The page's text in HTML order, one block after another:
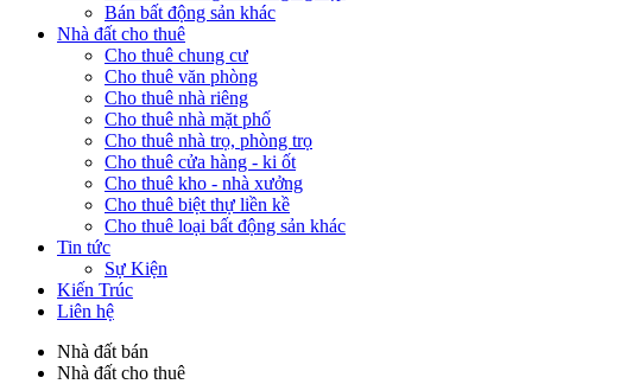
Bán bất động sản khác
Nhà đất cho thuê
Cho thuê chung cư
Cho thuê văn phòng
Cho thuê nhà riêng
Cho thuê nhà mặt phố
Cho thuê nhà trọ, phòng trọ
Cho thuê cửa hàng - ki ốt
Cho thuê kho - nhà xưởng
Cho thuê biệt thự liền kề
Cho thuê loại bất động sản khác
Tin tức
Sự Kiện
Kiến Trúc
Liên hệ
Nhà đất bán
Nhà đất cho thuê